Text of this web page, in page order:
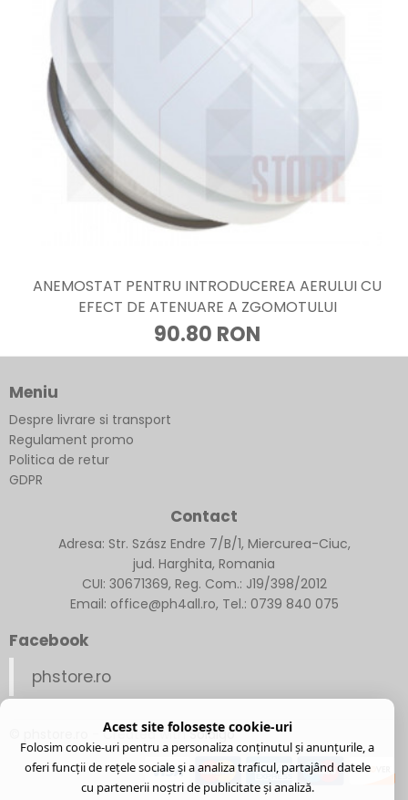
ANEMOSTAT PENTRU INTRODUCEREA AERULUI CU
EFECT DE ATENUARE A ZGOMOTULUI
90.80 RON
Meniu
Despre livrare si transport
Regulament promo
Politica de retur
GDPR
Contact
Adresa: Str. Szász Endre 7/B/1, Miercurea-Ciuc,
jud. Harghita, Romania
CUI: 30671369, Reg. Com.: J19/398/2012
Email: office@ph4all.ro, Tel.: 0739 840 075
Facebook
phstore.ro
- Created withSoldigo
Acest site folosește cookie-uri
Folosim cookie-uri pentru a personaliza conținutul și anunțurile, a
oferi funcții de rețele sociale și a analiza traficul, partajând datele
cu partenerii noștri de publicitate și analiză.